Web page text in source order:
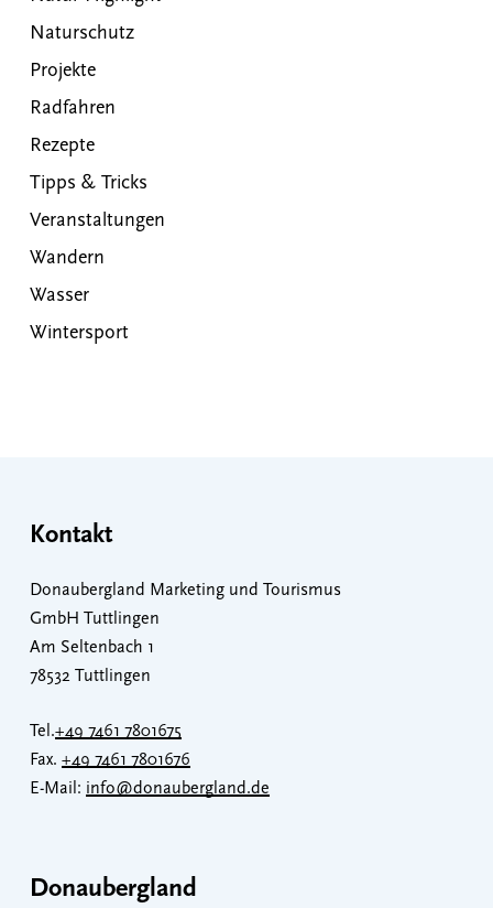
Naturschutz
Projekte
Radfahren
Rezepte
Tipps & Tricks
Veranstaltungen
Wandern
Wasser
Wintersport
Kontakt
Donaubergland Marketing und Tourismus
GmbH Tuttlingen
Am Seltenbach 1
78532 Tuttlingen
Tel.+49 7461 7801675
Fax. +49 7461 7801676
E-Mail: info@donaubergland.de
Donaubergland